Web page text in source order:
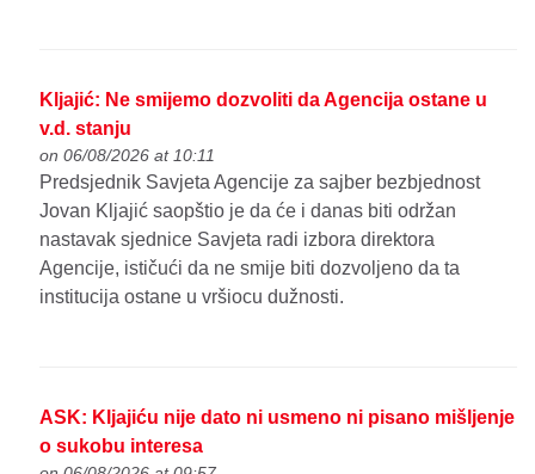
Kljajić: Ne smijemo dozvoliti da Agencija ostane u
v.d. stanju
on 06/08/2026 at 10:11
Predsjednik Savjeta Agencije za sajber bezbjednost
Jovan Kljajić saopštio je da će i danas biti održan
nastavak sjednice Savjeta radi izbora direktora
Agencije, ističući da ne smije biti dozvoljeno da ta
institucija ostane u vršiocu dužnosti.
ASK: Kljajiću nije dato ni usmeno ni pisano mišljenje
o sukobu interesa